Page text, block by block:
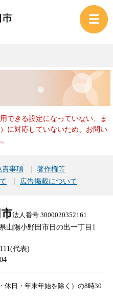
できる設定になっていない、ま
に対応していないため、お問い
責事項
著作権等
広告掲載について
法人番号 3000020352161
山陽小野田市日の出一丁目1
代表)
休日・年末年始を除く）の8時30